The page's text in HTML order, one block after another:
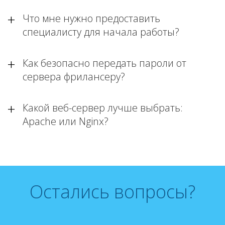
Что мне нужно предоставить
специалисту для начала работы?
Как безопасно передать пароли от
сервера фрилансеру?
Какой веб-сервер лучше выбрать:
Apache или Nginx?
Остались вопросы?